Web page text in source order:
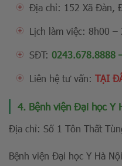
Địa chỉ: 152 Xã Đàn,
Lịch làm việc: 8h00 –
SĐT: 0243.678.8888
Liên hệ tư vấn: TẠI
4. Bệnh viện Đại học Y
Địa chỉ: Số 1 Tôn Thất
Bệnh viện Đại học Y Hà